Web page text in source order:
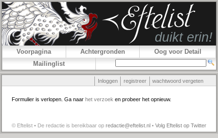
Voorpagina Achtergronden
Oog voor Detail
Mailinglist
Inloggen registreer wachtwoord vergeten
Formulier is verlopen. Ga naar het verzoek en probeer het opnieuw.
© Eftelist • De redactie is bereikbaar op redactie@eftelist.nl • Volg Eftelist op Twitter